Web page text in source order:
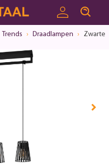
Trends Draadlampen Zwarte